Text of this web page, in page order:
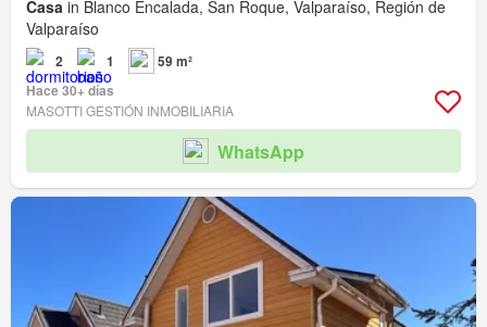
Casa in Blanco Encalada, San Roque, Valparaíso, Región de
Valparaíso
2 1
59 m²
Hace 30+ días
MASOTTI GESTIÓN INMOBILIARIA
WhatsApp